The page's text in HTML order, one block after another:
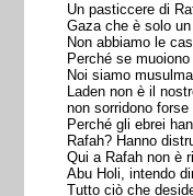
Un pasticcere di
Gaza che è solo
Non abbiamo le
Perché se
Noi siamo
Laden non è il
non sorridono
Perché gli ebrei
Rafah? Hanno
Qui a Rafah non è
Abu Holi, intendo
Tutto ciò che